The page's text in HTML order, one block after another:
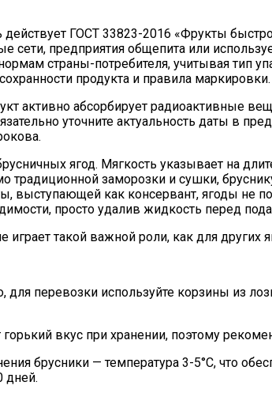
ГОСТ 33823-2016 «Фрукты
сети, предприятия общепита или
страны-потребителя, учитывая
продукта и правила маркировки.
активно абсорбирует радиоактивные
уточните актуальность даты в
ягод. Мягкость указывает на
традиционной заморозки и сушки,
выступающей как консервант, ягоды не
просто удалив жидкость перед
играет такой важной роли, как для других
для перевозки используйте корзины из
вкус при хранении, поэтому
брусники — температура 3-5°C, что
дней.